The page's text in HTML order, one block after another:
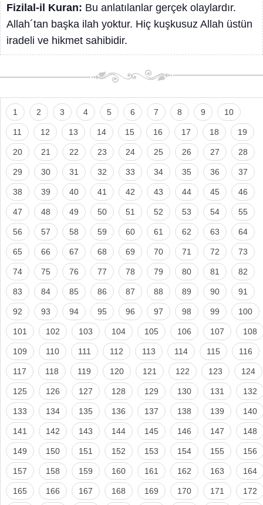
Fizilal-il Kuran: Bu anlatılanlar gerçek olaylardır.
Allah´tan başka ilah yoktur. Hiç kuşkusuz Allah üstün
iradeli ve hikmet sahibidir.
1 2 3 4 5 6 7 8 9 10
11 12 13 14 15 16 17 18 19
20 21 22 23 24 25 26 27 28
29 30 31 32 33 34 35 36 37
38 39 40 41 42 43 44 45 46
47 48 49 50 51 52 53 54 55
56 57 58 59 60 61 62 63 64
65 66 67 68 69 70 71 72 73
74 75 76 77 78 79 80 81 82
83 84 85 86 87 88 89 90 91
92 93 94 95 96 97 98 99 100
101 102 103 104 105 106 107 108
109 110 111 112 113 114 115 116
117 118 119 120 121 122 123 124
125 126 127 128 129 130 131 132
133 134 135 136 137 138 139 140
141 142 143 144 145 146 147 148
149 150 151 152 153 154 155 156
157 158 159 160 161 162 163 164
165 166 167 168 169 170 171 172